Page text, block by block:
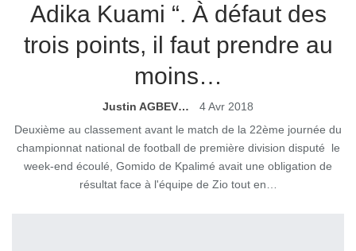
Adika Kuami “. À défaut des
trois points, il faut prendre au
moins…
Justin AGBEVO
4 Avr 2018
Deuxième au classement avant le match de la 22ème journée du
championnat national de football de première division disputé le
week-end écoulé, Gomido de Kpalimé avait une obligation de
résultat face à l'équipe de Zio tout en…